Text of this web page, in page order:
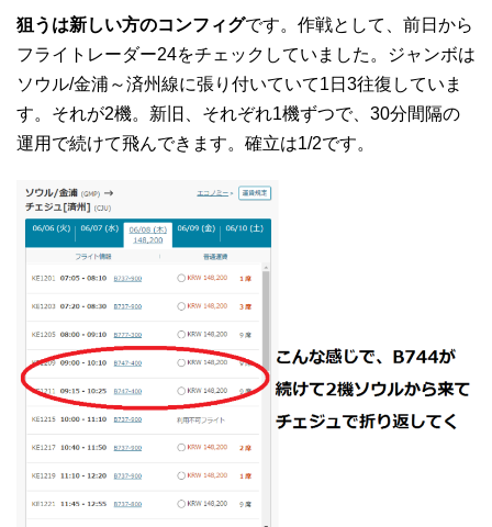
狙うは新しい方のコンフィグです。作戦として、前日から
フライトレーダー24をチェックしていました。ジャンボは
ソウル/金浦～済州線に張り付いていて1日3往復していま
す。それが2機。新旧、それぞれ1機ずつで、30分間隔の
運用で続けて飛んできます。確立は1/2です。